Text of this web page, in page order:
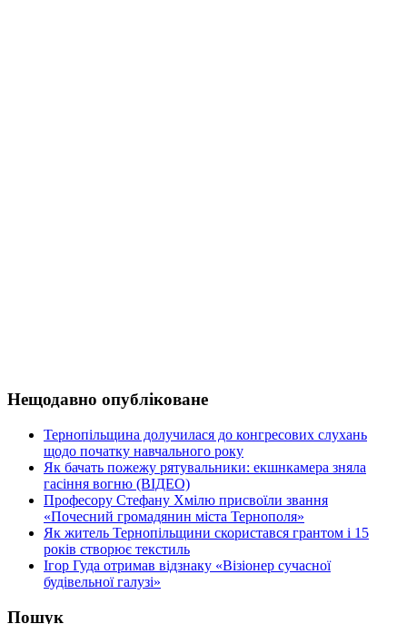
Нещодавно опубліковане
Тернопільщина долучилася до конгресових слухань
щодо початку навчального року
Як бачать пожежу рятувальники: екшнкамера зняла
гасіння вогню (ВІДЕО)
Професору Стефану Хмілю присвоїли звання
«Почесний громадянин міста Тернополя»
Як житель Тернопільщини скористався грантом і 15
років створює текстиль
Ігор Гуда отримав відзнаку «Візіонер сучасної
будівельної галузі»
Пошук